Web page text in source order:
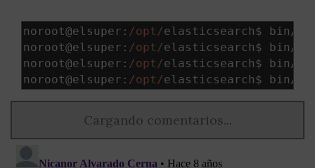
noroot@elsuper : /opt/elasticsearch$ bin/
noroot@elsuper : /opt/elasticsearch$ bin/
noroot@elsuper : /opt/elasticsearch$ bin/
noroot@elsuper : /opt/elasticsearch$ bin/
Cargando comentarios...